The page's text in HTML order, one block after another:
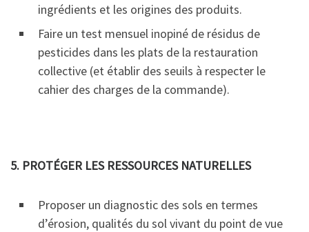
ingrédients et les origines des produits.
Faire un test mensuel inopiné de résidus de
pesticides dans les plats de la restauration
collective (et établir des seuils à respecter le
cahier des charges de la commande).
5. PROTÉGER LES RESSOURCES NATURELLES
Proposer un diagnostic des sols en termes
d’érosion, qualités du sol vivant du point de vue